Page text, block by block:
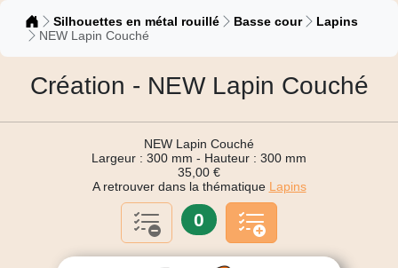
Catalogue
Silhouettes en métal rouillé Basse cour
Lapins
NEW Lapin Couché
Création - NEW Lapin Couché
NEW Lapin Couché
Largeur : 300 mm - Hauteur : 300 mm
35,00 €
A retrouver dans la thématique Lapins
0